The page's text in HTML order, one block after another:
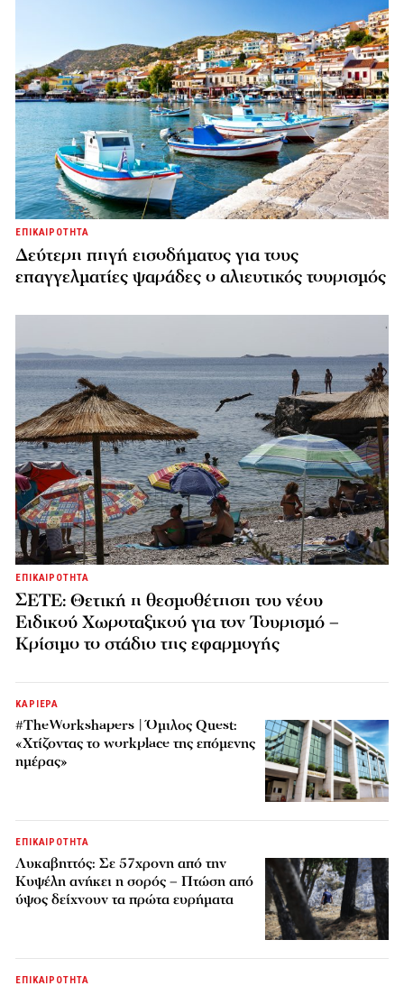
ΕΠΙΚΑΙΡΟΤΗΤΑ
Δεύτερη πηγή εισοδήματος για τους
επαγγελματίες ψαράδες ο αλιευτικός τουρισμός
ΕΠΙΚΑΙΡΟΤΗΤΑ
ΣΕΤΕ: Θετική η θεσμοθέτηση του νέου
Ειδικού Χωροταξικού για τον Τουρισμό –
Κρίσιμο το στάδιο της εφαρμογής
ΚΑΡΙΕΡΑ
#TheWorkshapers | Όμιλος Quest:
«Χτίζοντας το workplace της επόμενης
ημέρας»
ΕΠΙΚΑΙΡΟΤΗΤΑ
Λυκαβηττός: Σε 57χρονη από την
Κυψέλη ανήκει η σορός – Πτώση από
ύψος δείχνουν τα πρώτα ευρήματα
ΕΠΙΚΑΙΡΟΤΗΤΑ